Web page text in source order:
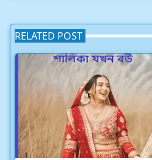
RELATED POST